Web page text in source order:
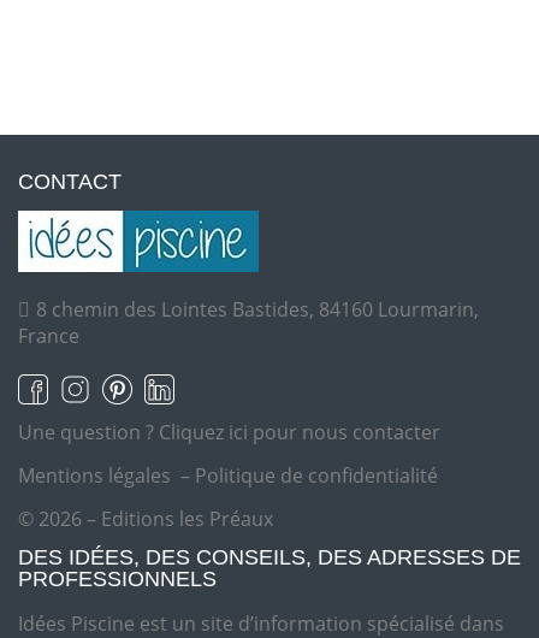
CONTACT
8 chemin des Lointes Bastides, 84160 Lourmarin,
France
Une question ? Cliquez ici pour nous contacter
Mentions légales – Politique de confidentialité
© 2026 – Editions les Préaux
DES IDÉES, DES CONSEILS, DES ADRESSES DE
PROFESSIONNELS
Idées Piscine est un site d’information spécialisé dans